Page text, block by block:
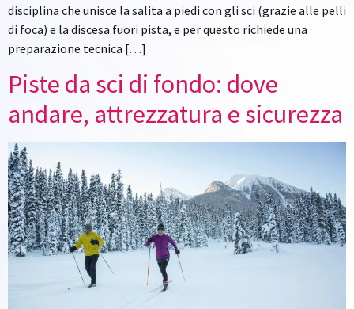
disciplina che unisce la salita a piedi con gli sci (grazie alle pelli
di foca) e la discesa fuori pista, e per questo richiede una
preparazione tecnica […]
Piste da sci di fondo: dove
andare, attrezzatura e sicurezza